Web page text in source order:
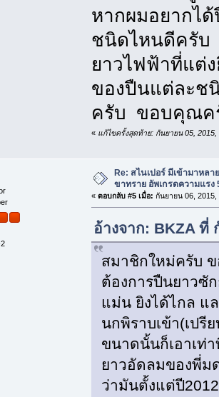
หากผมอยากไ
ชนิดไหนดีครับ
ยาวไฟฟ้าที่แต่
ของปืนแต่ละช
ครับ ขอบคุณค
« แก้ไขครั้งสุดท้าย: กันยายน 05, 2015,
Re: สไนเปอร์ มีเข้ามาหล
ขาทราย อัพเกรดความแรง
« ตอบกลับ #5 เมื่อ: กันยายน 06, 2015,
อ้างจาก: BKZA ที่
สมาชิกใหม่ครับ
ต้องการปืนยาวซั
แม่น ยิงได้ไกล แ
นกพิราบเข้า(เปรี
ขนาดนั้นก็เอาเท่
ยาวอัดลมของพี่ม
ว่ามันตั้งแต่ปี